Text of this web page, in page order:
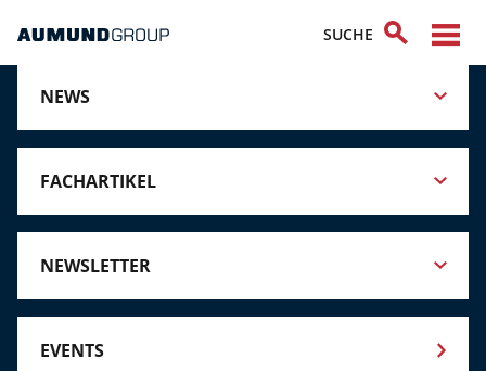
NEWS
FACHARTIKEL
NEWSLETTER
EVENTS